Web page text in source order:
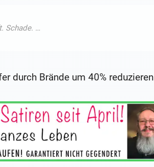
durch Brände um 40% reduzieren